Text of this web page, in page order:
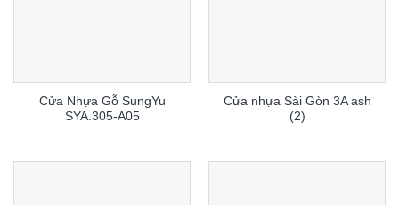
Cửa Nhựa Gỗ SungYu
SYA.305-A05
Cửa nhựa Sài Gòn 3A ash
(2)